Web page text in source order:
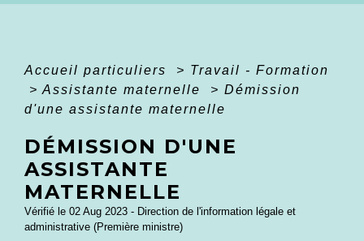
Accueil particuliers > Travail - Formation
> Assistante maternelle > Démission
d'une assistante maternelle
DÉMISSION D'UNE
ASSISTANTE
MATERNELLE
Vérifié le 02 Aug 2023 - Direction de l'information légale et
administrative (Première ministre)